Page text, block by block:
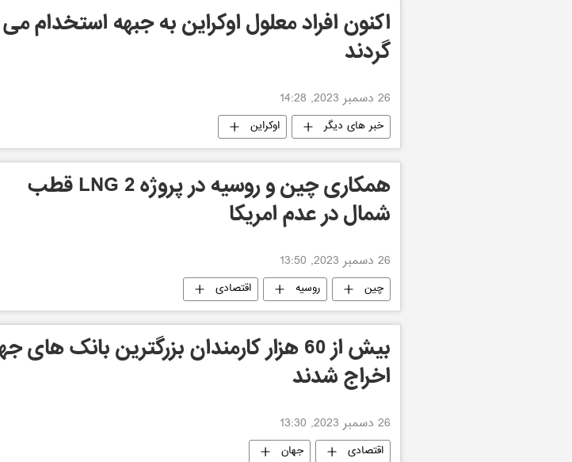
اکنون افراد معلول اوکراین به جبهه استخدام می
گردند
26 دسمبر 2023, 14:28
خبر های دیگر اوکراین
همکاری چین و روسیه در پروژه LNG 2 قطب
شمال در عدم امریکا
26 دسمبر 2023, 13:50
چین روسیه اقتصادی
بیش از 60 هزار کارمندان بزرگترین بانک های
اخراج شدند
26 دسمبر 2023, 13:30
اقتصادی جهان